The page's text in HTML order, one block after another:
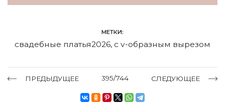
МЕТКИ:
свадебные платья2026, с v-образным вырезом
ПРЕДЫДУЩЕЕ 395/744 СЛЕДУЮЩЕЕ